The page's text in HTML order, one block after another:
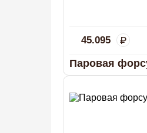
45.095
Паровая